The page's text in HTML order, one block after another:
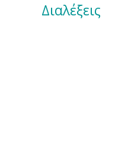
Διαλέξεις